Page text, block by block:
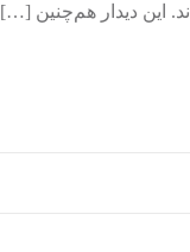
این دیدار هم‌چنین […]